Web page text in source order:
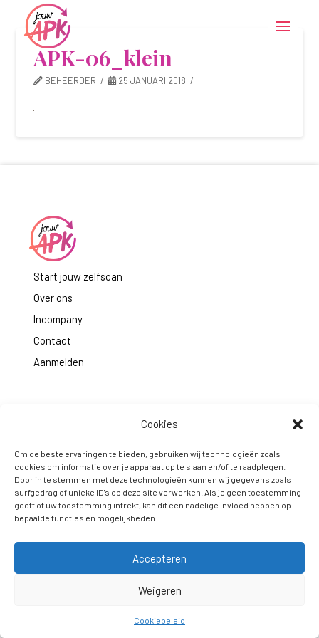
Cookies
Om de beste ervaringen te bieden, gebruiken wij technologieën zoals
cookies om informatie over je apparaat op te slaan en/of te raadplegen.
Door in te stemmen met deze technologieën kunnen wij gegevens zoals
surfgedrag of unieke ID's op deze site verwerken. Als je geen toestemming
geeft of uw toestemming intrekt, kan dit een nadelige invloed hebben op
bepaalde functies en mogelijkheden.
Accepteren
Weigeren
Cookiebeleid
APK-06_klein
BEHEERDER 25 JANUARI 2018
Start jouw zelfscan
Over ons
Incompany
Contact
Aanmelden
Qidos gelooft in ruimte maken. Voor talent, voor authenticiteit, voor jou. Via
praktische, creatieve en interactieve trainingen leren we je om anders naar jezelf te
kijken, en om je eigen kracht te gaan faciliteren en benutten. Zo helpen we je
effectiviteit en persoonlijk leiderschap vergroten.